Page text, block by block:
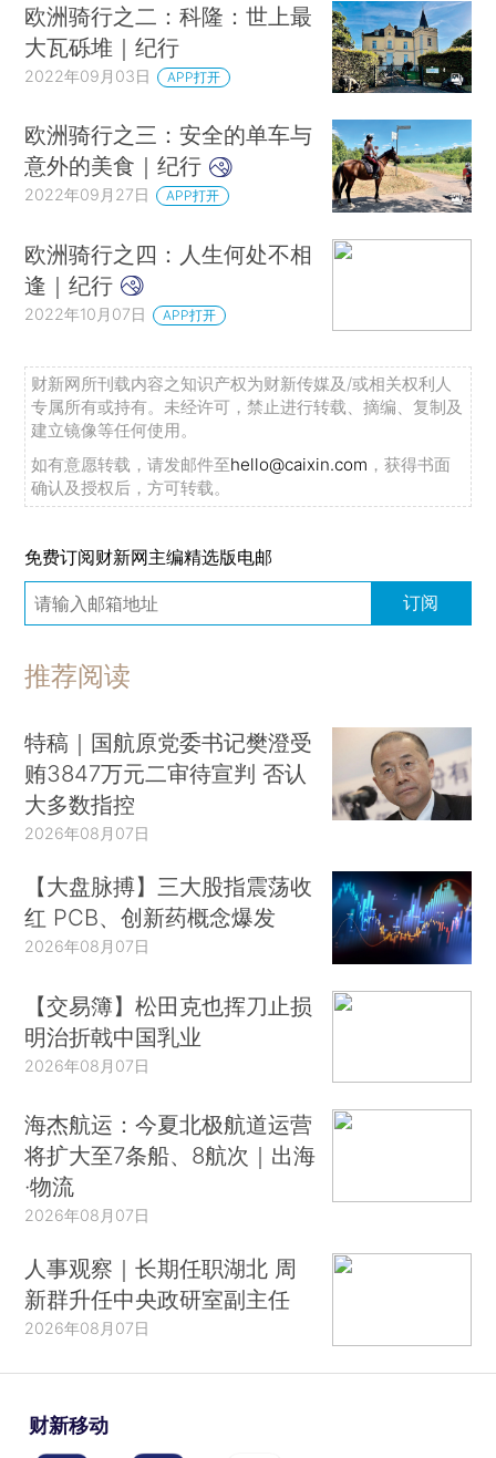
欧洲骑行之二：科隆：世上最
大瓦砾堆｜纪行
2022年09月03日 APP打开
欧洲骑行之三：安全的单车与
意外的美食｜纪行
2022年09月27日 APP打开
欧洲骑行之四：人生何处不相
逢｜纪行
2022年10月07日 APP打开
财新网所刊载内容之知识产权为财新传媒及/或相关权利人
专属所有或持有。未经许可，禁止进行转载、摘编、复制及
建立镜像等任何使用。
如有意愿转载，请发邮件至hello@caixin.com ，获得书面
确认及授权后，方可转载。
免费订阅财新网主编精选版电邮
订阅
推荐阅读
特稿｜国航原党委书记樊澄受
贿3847万元二审待宣判 否认
大多数指控
2026年08月07日
【大盘脉搏】三大股指震荡收
红 PCB、创新药概念爆发
2026年08月07日
【交易簿】松田克也挥刀止损
明治折戟中国乳业
2026年08月07日
海杰航运：今夏北极航道运营
将扩大至7条船、8航次｜出海
·物流
2026年08月07日
人事观察｜长期任职湖北 周
新群升任中央政研室副主任
2026年08月07日
财新移动